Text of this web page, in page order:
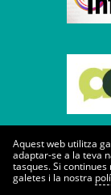
Aquest web utilitza
adaptar-se a la teva
tasques. Si
galetes i la nostra